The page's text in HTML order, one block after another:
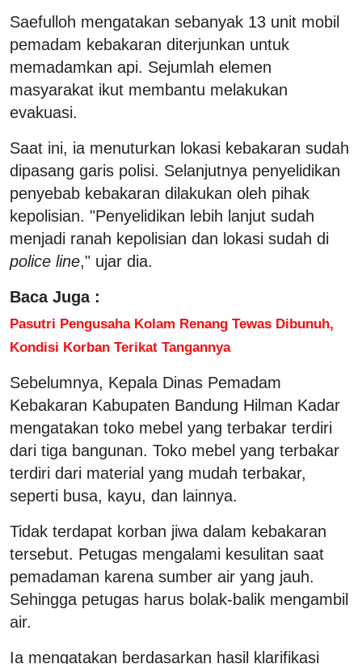
Saefulloh mengatakan sebanyak 13 unit mobil
pemadam kebakaran diterjunkan untuk
memadamkan api. Sejumlah elemen
masyarakat ikut membantu melakukan
evakuasi.
Saat ini, ia menuturkan lokasi kebakaran sudah
dipasang garis polisi. Selanjutnya penyelidikan
penyebab kebakaran dilakukan oleh pihak
kepolisian. "Penyelidikan lebih lanjut sudah
menjadi ranah kepolisian dan lokasi sudah di
police line," ujar dia.
Baca Juga :
Pasutri Pengusaha Kolam Renang Tewas Dibunuh,
Kondisi Korban Terikat Tangannya
Sebelumnya, Kepala Dinas Pemadam
Kebakaran Kabupaten Bandung Hilman Kadar
mengatakan toko mebel yang terbakar terdiri
dari tiga bangunan. Toko mebel yang terbakar
terdiri dari material yang mudah terbakar,
seperti busa, kayu, dan lainnya.
Tidak terdapat korban jiwa dalam kebakaran
tersebut. Petugas mengalami kesulitan saat
pemadaman karena sumber air yang jauh.
Sehingga petugas harus bolak-balik mengambil
air.
Ia mengatakan berdasarkan hasil klarifikasi